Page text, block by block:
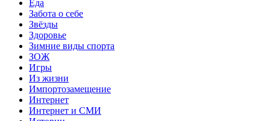
Еда
Забота о себе
Звёзды
Здоровье
Зимние виды спорта
ЗОЖ
Игры
Из жизни
Импортозамещение
Интернет
Интернет и СМИ